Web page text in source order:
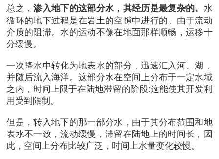
总之，渗入地下的这部分水，其经历是最复杂的。 水
循环的地下过程是在岩土的空隙中进行的。由于流动
介质的阻滞。水的运动不像在地面那样顺畅，运移十
分缓慢。
一次降水中转化为地表水的部分，迅速汇入河、湖，
并随后流入海洋。这部分水在空间上分布于一定水域
之内，时间上限于在陆地滞留的阶段:这能使其开发利
用受到限制。
但是，转入地下的那一部分水，由于其分布范围和地
表水不一致，流动缓慢，滞留在陆地上的时间长，因
此，空间上分布比较广泛，时间上水量变化较慢。